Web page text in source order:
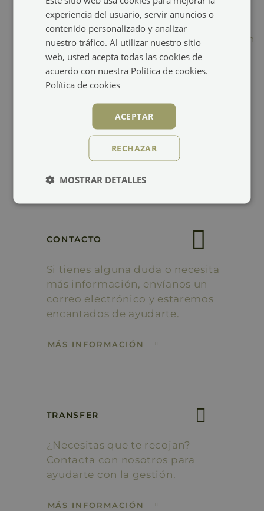
DIRECCIÓN
Carretera Almonacid a Chueca, s/n
45420, Toledo
España
T. +34 925 96 08 71
CONTACTO
Si tienes alguna duda o necesita
más información, envíanos un
correo electrónico y estaremos
encantados de ayudarte.
MÁS INFORMACIÓN
TRANSFER
¿Necesitas que te recojan?
Contacta con nosotros para
ayudarte con la gestión.
MÁS INFORMACIÓN
Salida
Personas
02
Habitaciones
Añadir habitación Aplicar
ENGLISH
experiencia del usuario, servir anuncios o
contenido personalizado y analizar
nuestro tráfico. Al utilizar nuestro sitio
web, usted acepta todas las cookies de
acuerdo con nuestra Política de cookies.
Política de cookies
ACEPTAR
RECHAZAR
MOSTRAR DETALLES